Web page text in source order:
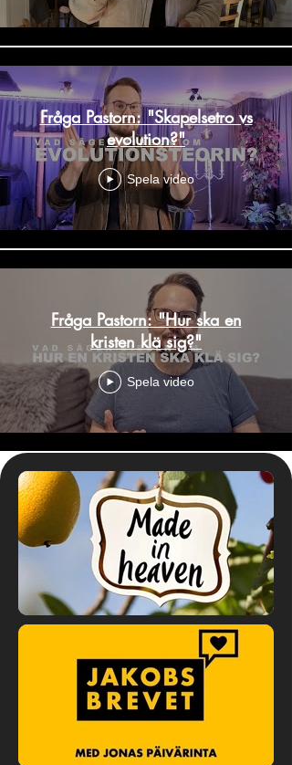
Fråga Pastorn: "Skapelsetro vs
evolution?"
Spela video
Fråga Pastorn: "Hur ska en
kristen klä sig?"
Spela video